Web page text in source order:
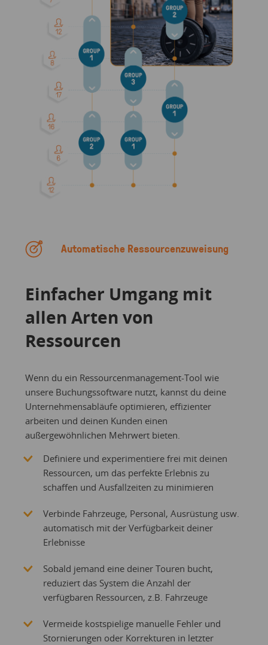
Automatische Ressourcenzuweisung
Einfacher Umgang mit
allen Arten von
Ressourcen
Wenn du ein Ressourcenmanagement-Tool wie
unsere Buchungssoftware nutzt, kannst du deine
Unternehmensabläufe optimieren, effizienter
arbeiten und deinen Kunden einen
außergewöhnlichen Mehrwert bieten.
Definiere und experimentiere frei mit deinen
Ressourcen, um das perfekte Erlebnis zu
schaffen und Ausfallzeiten zu minimieren
Verbinde Fahrzeuge, Personal, Ausrüstung usw.
automatisch mit der Verfügbarkeit deiner
Erlebnisse
Sobald jemand eine deiner Touren bucht,
reduziert das System die Anzahl der
verfügbaren Ressourcen, z.B. Fahrzeuge
Vermeide kostspielige manuelle Fehler und
Stornierungen oder Korrekturen in letzter